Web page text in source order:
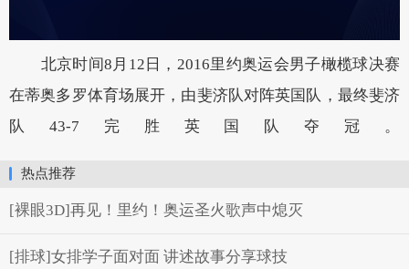
北京时间8月12日，2016里约奥运会男子橄榄球决赛
在蒂奥多罗体育场展开，由斐济队对阵英国队，最终斐济
队43-7完胜英国队夺冠。
热点推荐
[裸眼3D]再见！里约！奥运圣火歌声中熄灭
[排球]女排学子面对面 讲述故事分享球技